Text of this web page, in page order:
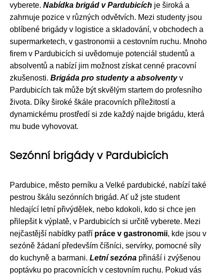
vyberete. Nabídka brigád v Pardubicích je široká a
zahrnuje pozice v různých odvětvích. Mezi studenty jsou
oblíbené brigády v logistice a skladování, v obchodech a
supermarketech, v gastronomii a cestovním ruchu. Mnoho
firem v Pardubicích si uvědomuje potenciál studentů a
absolventů a nabízí jim možnost získat cenné pracovní
zkušenosti. Brigáda pro studenty a absolventyv
Pardubicích tak může být skvělým startem do profesního
života. Díky široké škále pracovních příležitostí a
dynamickému prostředí si zde každý najde brigádu, která
mu bude vyhovovat.
Sezónní brigády v Pardubicích
Pardubice, město perníku a Velké pardubické, nabízí také
pestrou škálu sezónních brigád. Ať už jste student
hledající letní přivýdělek, nebo kdokoli, kdo si chce jen
přilepšit k výplatě, v Pardubicích si určitě vyberete. Mezi
nejčastější nabídky patří práce v gastronomii, kde jsou v
sezóně žádaní především číšníci, servírky, pomocné síly
do kuchyně a barmani. Letní sezóna přináší i zvýšenou
poptávku po pracovnících v cestovním ruchu. Pokud vás